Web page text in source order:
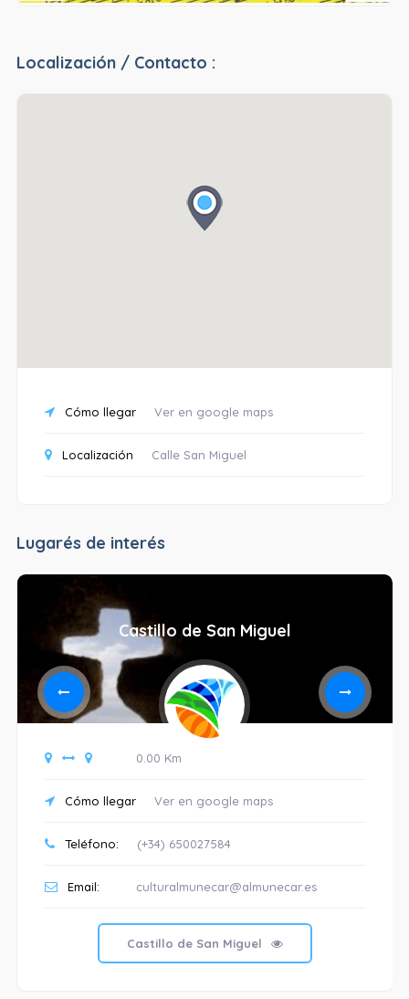
Localización / Contacto :
Cómo llegar Ver en google maps
Localización Calle San Miguel
Lugarés de interés
Castillo de San Miguel
0.00 Km
Cómo llegar Ver en google maps
Teléfono: (+34) 650027584
Email: culturalmunecar@almunecar.es
Castillo de San Miguel